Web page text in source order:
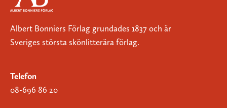
Albert Bonniers Förlag grundades 1837 och är
Sveriges största skönlitterära förlag.
Telefon
08-696 86 20